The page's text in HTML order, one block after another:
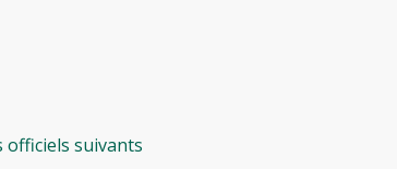
officiels suivants